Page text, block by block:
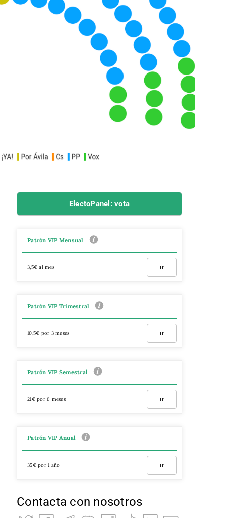
ElectoPanel: vota
Patrón VIP Mensual
3,5€ al mes Ir
Patrón VIP Trimestral
10,5€ por 3 meses Ir
Patrón VIP Semestral
21€ por 6 meses Ir
Patrón VIP Anual
35€ por 1 año Ir
Contacta con nosotros